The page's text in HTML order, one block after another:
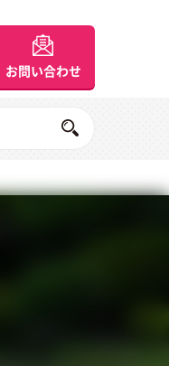
お問い合わせ